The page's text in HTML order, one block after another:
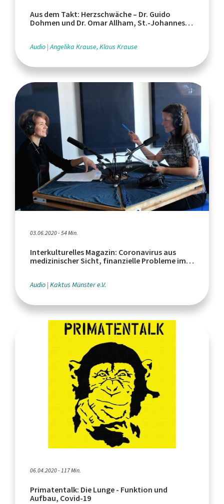
Aus dem Takt: Herzschwäche – Dr. Guido
Dohmen und Dr. Omar Allham, St.-Johannes-
Audio Angelika Krause, Klaus Krause
03.06.2020 - 54 Min.
Interkulturelles Magazin: Coronavirus aus
medizinischer Sicht, finanzielle Probleme im
Audio Kaktus Münster e.V.
06.04.2020 - 117 Min.
Primatentalk: Die Lunge - Funktion und
Aufbau, Covid-19